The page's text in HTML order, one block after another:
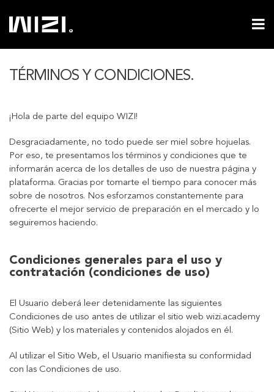
TÉRMINOS Y CONDICIONES.
¡Hola de parte del equipo WIZI!
Desgraciadamente, no todo puede ser miel sobre hojuelas.
Por eso, te presentamos los términos y condiciones que te
informarán acerca de los detalles de uso de nuestra página y
plataforma. Gracias por tomarte el tiempo para conocer más
sobre de nosotros. Nos esforzamos constantemente para
ofrecerte el mejor servicio de preparación en el mercado y lo
seguiremos haciendo.
Condiciones generales para el uso y
contratación (condiciones de uso)
El Usuario deberá leer detenidamente las siguientes
Condiciones de uso antes de utilizar el sitio web wizi.academy
(Sitio Web) y los materiales y contenidos alojados en él.
Al utilizar el Sitio Web, el Usuario manifiesta su conformidad
con las Condiciones de uso.